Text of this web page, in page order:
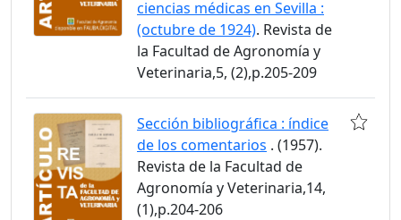
ciencias médicas en Sevilla :
(octubre de 1924). Revista de
la Facultad de Agronomía y
Veterinaria,5, (2),p.205-209
Sección bibliográfica : índice
de los comentarios . (1957).
Revista de la Facultad de
Agronomía y Veterinaria,14,
(1),p.204-206